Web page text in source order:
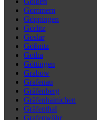
Gommern
Göppingen
Görlitz
Goslar
Gößnitz
Gotha
Göttingen
Grabow
Grafenau
Gräfenberg
Gräfenhainichen
Gräfenthal
Grafenwöhr